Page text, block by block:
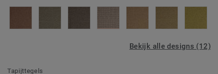
Bekijk alle designs (12)
Tapijttegels